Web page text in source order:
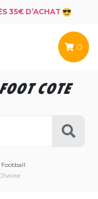
35€ D’ACHAT
0
COTE
Football